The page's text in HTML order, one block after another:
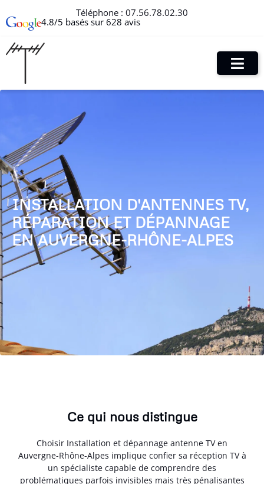
Téléphone : 07.56.78.02.30
4.8/5 basés sur 628 avis
INSTALLATION D'ANTENNES TV,
RÉPARATION ET DÉPANNAGE
EN AUVERGNE-RHÔNE-ALPES
Ce qui nous distingue
Choisir Installation et dépannage antenne TV en
Auvergne-Rhône-Alpes implique confier sa réception TV à
un spécialiste capable de comprendre des
problématiques parfois invisibles mais très pénalisantes